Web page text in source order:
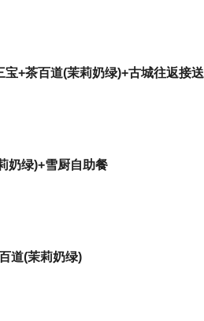
+茶百道(茉莉奶绿)+古城往返接送
奶绿)+雪厨自助餐
道(茉莉奶绿)